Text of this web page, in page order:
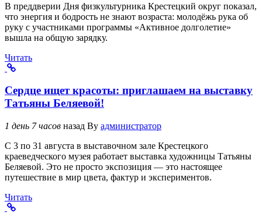
В преддверии Дня физкультурника Крестецкий округ показал,
что энергия и бодрость не знают возраста: молодёжь рука об
руку с участниками программы «Активное долголетие»
вышла на общую зарядку.
Читать
Сердце ищет красоты: приглашаем на выставку
Татьяны Беляевой!
1 день 7 часов назад By администратор
С 3 по 31 августа в выставочном зале Крестецкого
краеведческого музея работает выставка художницы Татьяны
Беляевой. Это не просто экспозиция — это настоящее
путешествие в мир цвета, фактур и экспериментов.
Читать